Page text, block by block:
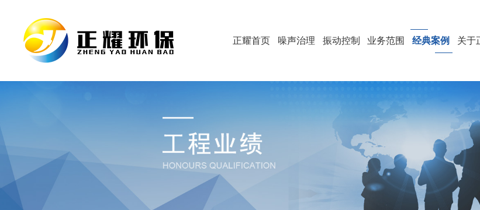
正耀首页 噪声治理 振动控制 业务范围 经典案例 关于